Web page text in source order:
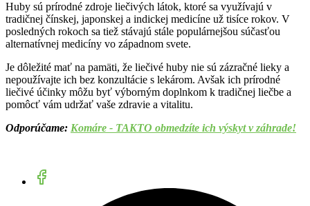
Huby sú prírodné zdroje liečivých látok, ktoré sa využívajú v
tradičnej čínskej, japonskej a indickej medicíne už tisíce rokov. V
posledných rokoch sa tiež stávajú stále populárnejšou súčasťou
alternatívnej medicíny vo západnom svete.
Je dôležité mať na pamäti, že liečivé huby nie sú zázračné lieky a
nepoužívajte ich bez konzultácie s lekárom. Avšak ich prírodné
liečivé účinky môžu byť výborným doplnkom k tradičnej liečbe a
pomôcť vám udržať vaše zdravie a vitalitu.
Odporúčame: Komáre - TAKTO obmedzíte ich výskyt v záhrade!